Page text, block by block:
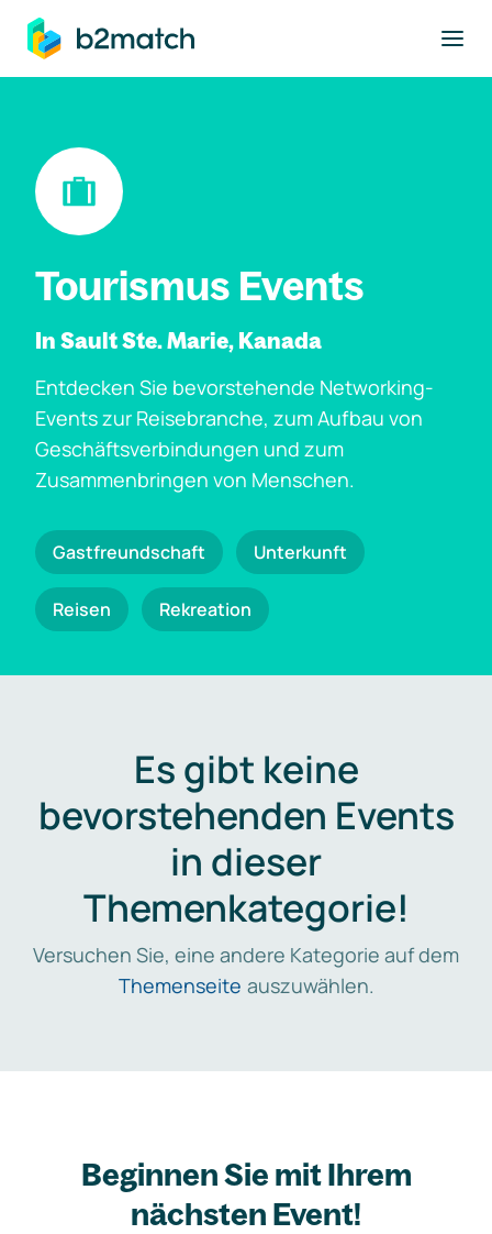
springen
Tourismus Events
In Sault Ste. Marie, Kanada
Entdecken Sie bevorstehende Networking-
Events zur Reisebranche, zum Aufbau von
Geschäftsverbindungen und zum
Zusammenbringen von Menschen.
Gastfreundschaft Unterkunft
Reisen Rekreation
Es gibt keine
bevorstehenden Events
in dieser
Themenkategorie!
Versuchen Sie, eine andere Kategorie auf dem
Themenseite auszuwählen.
Beginnen Sie mit Ihrem
nächsten Event!